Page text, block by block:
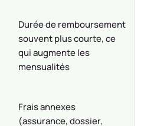
Durée de remboursement
souvent plus courte, ce
qui augmente les
mensualités
Frais annexes
(assurance, dossier,